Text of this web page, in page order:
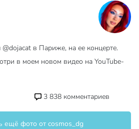
в Париже, на ее концерте.
в моем новом видео на YouTube-
3 838 комментариев
ещё фото от cosmos_dg